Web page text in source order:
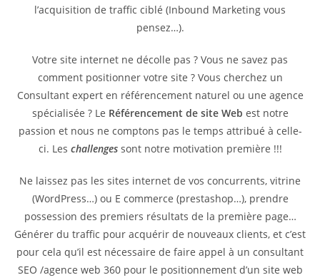
l’acquisition de traffic ciblé (Inbound Marketing vous
pensez…).
Votre site internet ne décolle pas ? Vous ne savez pas
comment positionner votre site ? Vous cherchez un
Consultant expert en référencement naturel ou une agence
spécialisée ? Le Référencement de site Web est notre
passion et nous ne comptons pas le temps attribué à celle-
ci. Les challengessont notre motivation première !!!
Ne laissez pas les sites internet de vos concurrents, vitrine
(WordPress…) ou E commerce (prestashop…), prendre
possession des premiers résultats de la première page…
Générer du traffic pour acquérir de nouveaux clients, et c’est
pour cela qu’il est nécessaire de faire appel à un consultant
SEO /agence web 360 pour le positionnement d’un site web